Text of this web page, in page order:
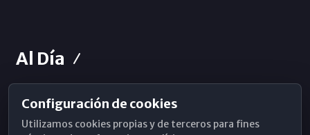
Al Día
Horarios de Misa
Hemeroteca
Configuración de cookies
Utilizamos cookies propias y de terceros para fines